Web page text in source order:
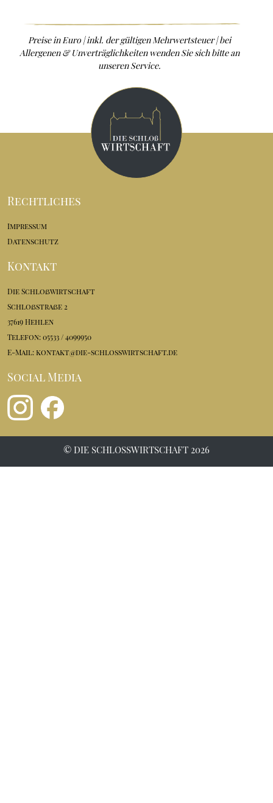
Preise in Euro | inkl. der gültigen Mehrwertsteuer | bei
Allergenen & Unverträglichkeiten wenden Sie sich bitte an
unseren Service.
Rechtliches
Impressum
Datenschutz
Kontakt
Die Schloßwirtschaft
Schloßstraße 2
37619 Hehlen
Telefon: 05533 / 4099950
E-Mail:kontakt@die-schlosswirtschaft.de
Social Media
© DIE SCHLOSSWIRTSCHAFT 2026